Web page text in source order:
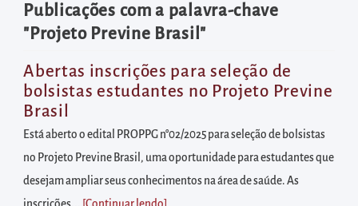
Acessar
diretamente
o
menu
principal
Acessar
diretamente
à
Publicações com a palavra-chave
"Projeto Previne Brasil"
Abertas inscrições para seleção de
bolsistas estudantes no Projeto Previne
Brasil
Está aberto o edital PROPPG n°02/2025 para seleção de bolsistas
no Projeto Previne Brasil, uma oportunidade para estudantes que
desejam ampliar seus conhecimentos na área de saúde. As